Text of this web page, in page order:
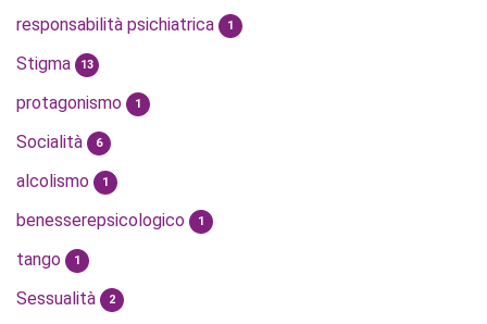
responsabilità psichiatrica 1
Stigma 13
protagonismo 1
Socialità 6
alcolismo 1
benesserepsicologico 1
tango 1
Sessualità 2